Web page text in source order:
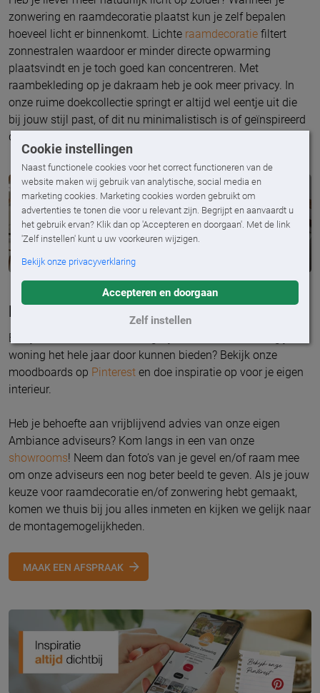
Cookie instellingen
Naast functionele cookies voor het correct functioneren van de
website maken wij gebruik van analytische, social media en
marketing cookies. Marketing cookies worden gebruikt om
advertenties te tonen die voor u relevant zijn. Begrijpt en aanvaardt u
het gebruik ervan? Klik dan op 'Accepteren en doorgaan'. Met de link
'Zelf instellen' kunt u uw voorkeuren wijzigen.
Bekijk onze privacyverklaring
Accepteren en doorgaan
Zelf instellen
zonwering en raamdecoratie plaatst kun je zelf bepalen
hoeveel licht er binnenkomt. Lichte raamdecoratie filtert
zonnestralen waardoor er minder directe opwarming
plaatsvindt en je toch goed kan concentreren. Met
raambekleding op je dakraam heb je ook meer privacy. In
onze ruime doekcollectie springt er altijd wel eentje uit die
bij jouw stijl past, of dit nu minimalistisch is of geïnspireerd
door kleurrijke dessins uit verre landen.
Inspiratie en persoonlijk advies
Ben je benieuwd naar de mogelijkheden die zonwering jouw
woning het hele jaar door kunnen bieden? Bekijk onze
moodboards op Pinterest en doe inspiratie op voor je eigen
interieur.
Heb je behoefte aan vrijblijvend advies van onze eigen
Ambiance adviseurs? Kom langs in een van onze
showrooms! Neem dan foto’s van je gevel en/of raam mee
om onze adviseurs een nog beter beeld te geven. Als je jouw
keuze voor raamdecoratie en/of zonwering hebt gemaakt,
komen we thuis bij jou alles inmeten en kijken we gelijk naar
de montagemogelijkheden.
MAAK EEN AFSPRAAK